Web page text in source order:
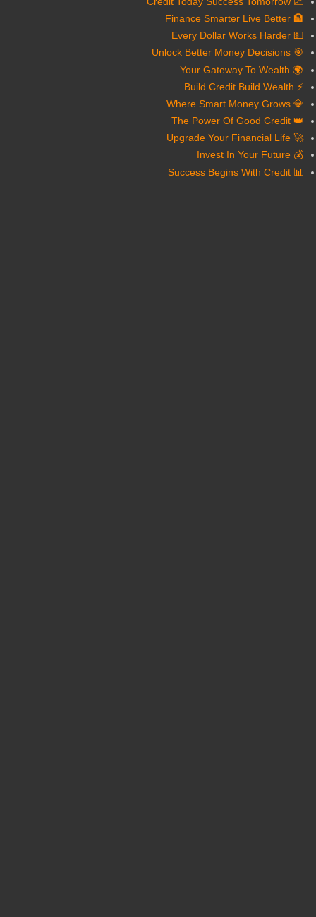
🏦 Finance Smarter Live Better
💵 Every Dollar Works Harder
🎯 Unlock Better Money Decisions
🌍 Your Gateway To Wealth
⚡ Build Credit Build Wealth
💎 Where Smart Money Grows
👑 The Power Of Good Credit
🚀 Upgrade Your Financial Life
💰 Invest In Your Future
📊 Success Begins With Credit